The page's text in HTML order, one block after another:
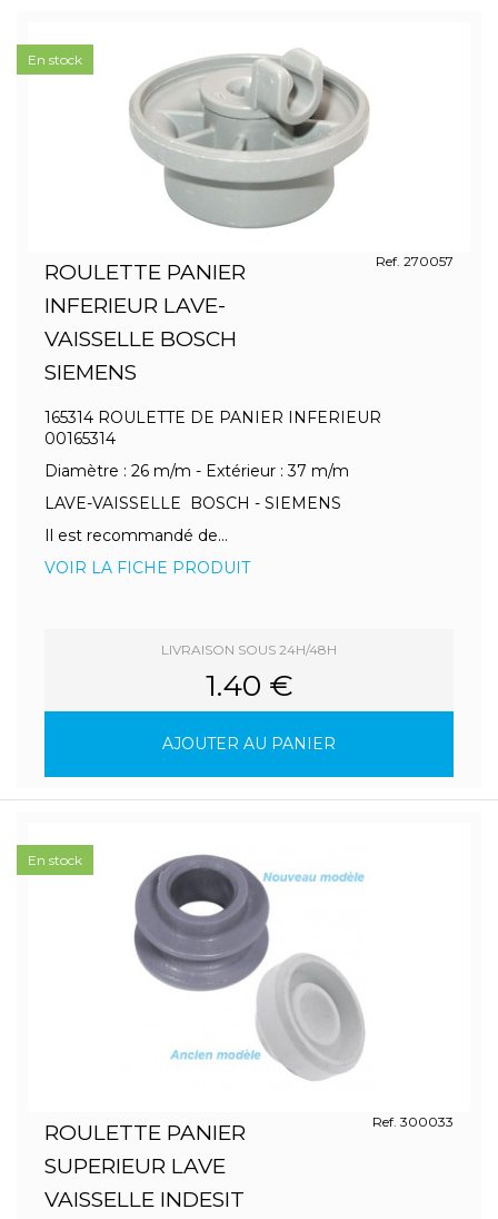
ROULETTE PANIER
INFERIEUR LAVE-
VAISSELLE BOSCH
SIEMENS
Ref. 270057
165314 ROULETTE DE PANIER INFERIEUR
00165314
Diamètre : 26 m/m - Extérieur : 37 m/m
LAVE-VAISSELLE BOSCH - SIEMENS
Il est recommandé de...
VOIR LA FICHE PRODUIT
LIVRAISON SOUS 24H/48H
1.40 €
AJOUTER AU PANIER
En stock
ROULETTE PANIER
SUPERIEUR LAVE
VAISSELLE INDESIT
Ref. 300033
En stock